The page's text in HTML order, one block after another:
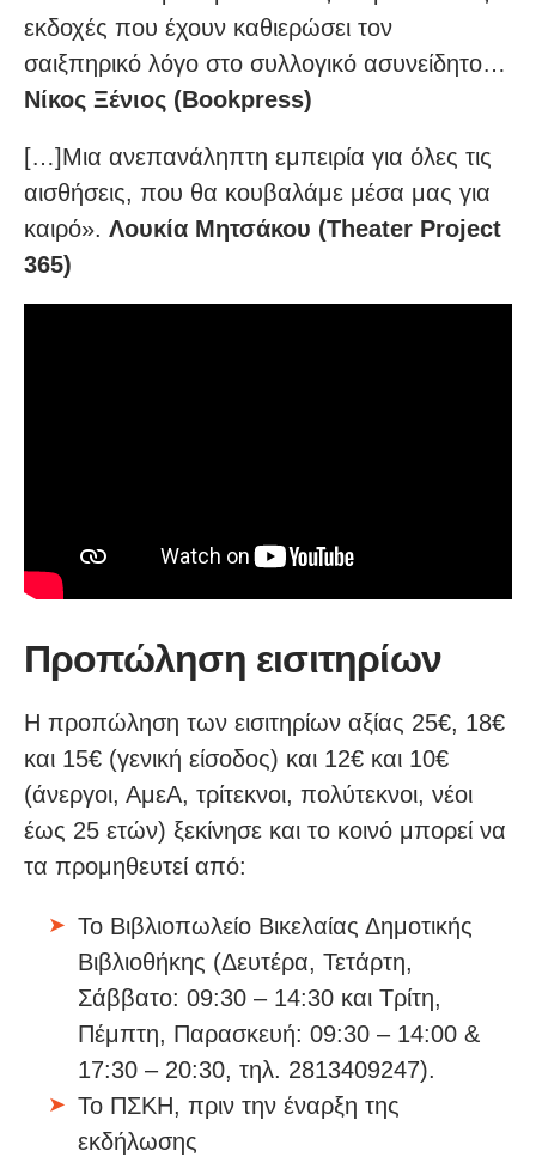
εκδοχές που έχουν καθιερώσει τον
σαιξπηρικό λόγο στο συλλογικό ασυνείδητο…
Νίκος Ξένιος (Bookpress)
[…]Μια ανεπανάληπτη εμπειρία για όλες τις
αισθήσεις, που θα κουβαλάμε μέσα μας για
καιρό». Λουκία Μητσάκου (Theater Project
365)
Προπώληση εισιτηρίων
Η προπώληση των εισιτηρίων αξίας 25€, 18€
και 15€ (γενική είσοδος) και 12€ και 10€
(άνεργοι, ΑμεΑ, τρίτεκνοι, πολύτεκνοι, νέοι
έως 25 ετών) ξεκίνησε και το κοινό μπορεί να
τα προμηθευτεί από:
Το Βιβλιοπωλείο Βικελαίας Δημοτικής
Βιβλιοθήκης (Δευτέρα, Τετάρτη,
Σάββατο: 09:30 – 14:30 και Τρίτη,
Πέμπτη, Παρασκευή: 09:30 – 14:00 &
17:30 – 20:30, τηλ. 2813409247).
Το ΠΣΚΗ, πριν την έναρξη της
εκδήλωσης